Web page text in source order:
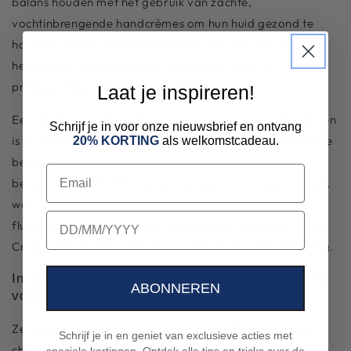
vochtinbrengende handcrèmes om hun huid gezond te
houden. Goede nagelverzorging is ook cruciaal om het
herbergen van bacteriën te voorkomen en een
professionele uitstraling te behouden.
Een uitstekend alternatief voor harde desinfectiemiddelen
is de handgel Direct Desinfect, die toegevoegde glycerine
bevat om te hydrateren terwijl het desinfecteert. Het is
bewezen dat het 99% van de bacteriën en virussen doodt,
wat zorgt voor schone en gehydrateerde handen. Voor
fluweelzachte handen biedt de 24 Hour Protective Hand
Cream langdurige, intensieve verzorging en bescherming.
Inclusieve Nagel-, Huid- en Voetverzorging: Het is
voor Iedereen
Zelfzorg overstijgt geslacht en beroep. Of je nu leraar,
Laat je inspireren!
Schrijf je in voor onze nieuwsbrief en ontvang
20% KORTINGals welkomstcadeau.
Email
birthday
ABONNEREN
Schrijf je in en geniet van exclusieve acties met